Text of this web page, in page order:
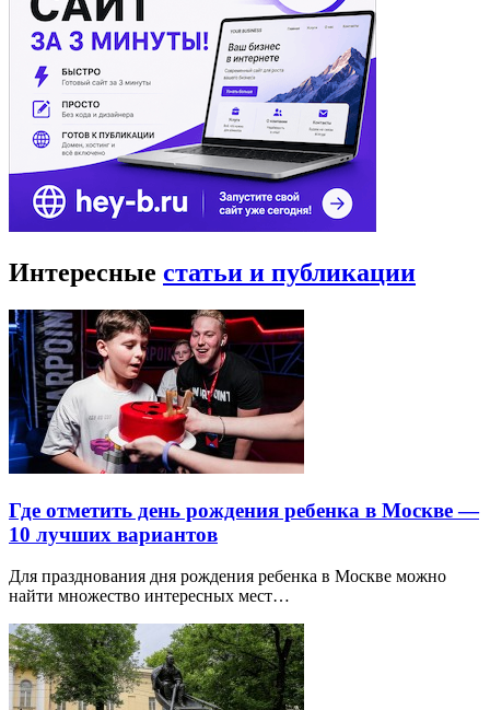
Интересные статьи и публикации
Где отметить день рождения ребенка в Москве —
10 лучших вариантов
Для празднования дня рождения ребенка в Москве можно
найти множество интересных мест…